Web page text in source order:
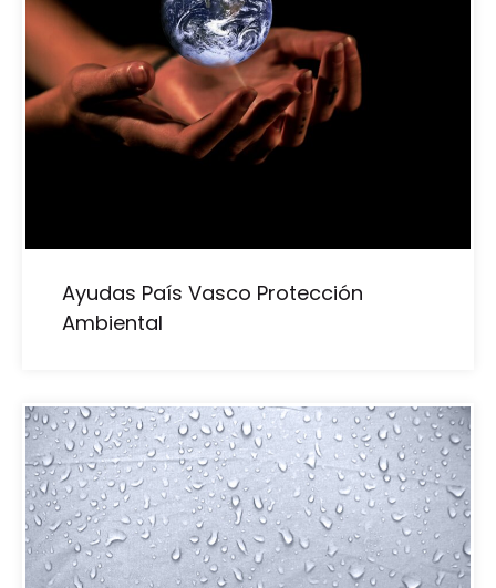
Ayudas País Vasco Protección
Ambiental